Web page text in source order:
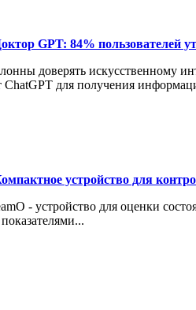
GPT: 84% пользователей
доверять искусственному
для получения
устройство для
- устройство для оценки